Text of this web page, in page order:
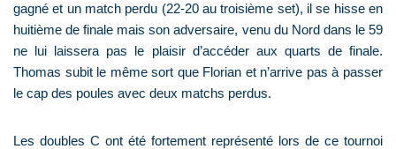
gagné et un match perdu (22-20 au troisième set), il se hisse en
huitième de finale mais son adversaire, venu du Nord dans le 59
ne lui laissera pas le plaisir d’accéder aux quarts de finale.
Thomas subit le même sort que Florian et n’arrive pas à passer
le cap des poules avec deux matchs perdus.
Les doubles C ont été fortement représenté lors de ce tournoi